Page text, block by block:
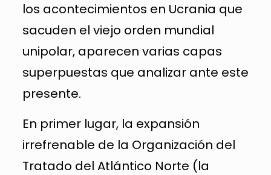
los acontecimientos en Ucrania que
sacuden el viejo orden mundial
unipolar, aparecen varias capas
superpuestas que analizar ante este
presente.
En primer lugar, la expansión
irrefrenable de la Organización del
Tratado del Atlántico Norte (la